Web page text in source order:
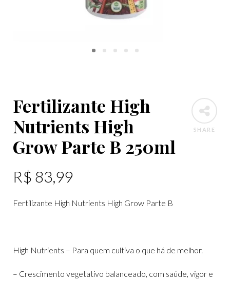
SHARE
Fertilizante High
Nutrients High
Grow Parte B 250ml
R$ 83,99
Fertilizante High Nutrients High Grow Parte B
High Nutrients – Para quem cultiva o que há de melhor.
– Crescimento vegetativo balanceado, com saúde, vigor e